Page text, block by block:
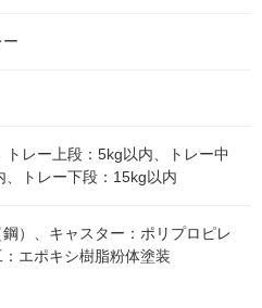
トレー上段：5kg以内、トレー中
、トレー下段：15kg以内
）、キャスター：ポリプロピレ
エポキシ樹脂粉体塗装